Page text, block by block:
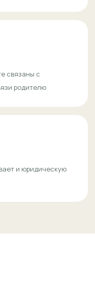
связаны с
родителю
и юридическую